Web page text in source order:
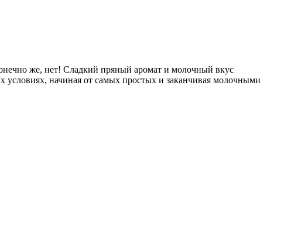
же, нет! Сладкий пряный аромат и молочный вкус
начиная от самых простых и заканчивая молочными